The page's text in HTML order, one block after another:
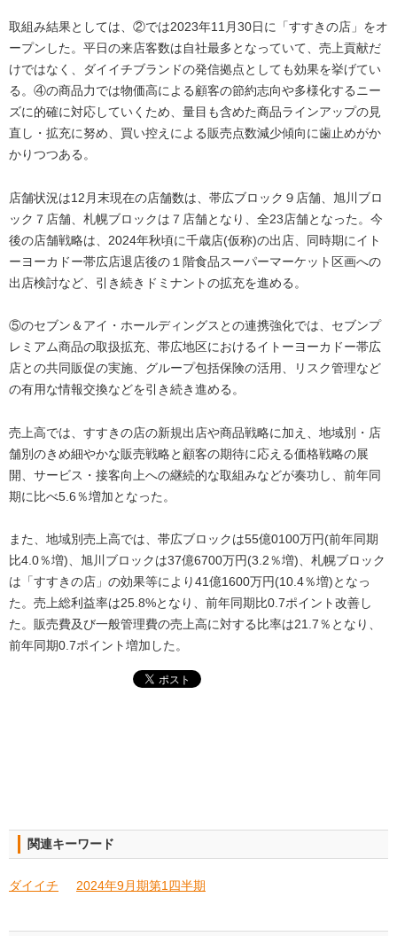
取組み結果としては、②では2023年11月30日に「すすきの店」をオ
ープンした。平日の来店客数は自社最多となっていて、売上貢献だ
けではなく、ダイイチブランドの発信拠点としても効果を挙げてい
る。④の商品力では物価高による顧客の節約志向や多様化するニー
ズに的確に対応していくため、量目も含めた商品ラインアップの見
直し・拡充に努め、買い控えによる販売点数減少傾向に歯止めがか
かりつつある。
店舗状況は12月末現在の店舗数は、帯広ブロック９店舗、旭川ブロ
ック７店舗、札幌ブロックは７店舗となり、全23店舗となった。今
後の店舗戦略は、2024年秋頃に千歳店(仮称)の出店、同時期にイト
ーヨーカドー帯広店退店後の１階食品スーパーマーケット区画への
出店検討など、引き続きドミナントの拡充を進める。
⑤のセブン＆アイ・ホールディングスとの連携強化では、セブンプ
レミアム商品の取扱拡充、帯広地区におけるイトーヨーカドー帯広
店との共同販促の実施、グループ包括保険の活用、リスク管理など
の有用な情報交換などを引き続き進める。
売上高では、すすきの店の新規出店や商品戦略に加え、地域別・店
舗別のきめ細やかな販売戦略と顧客の期待に応える価格戦略の展
開、サービス・接客向上への継続的な取組みなどが奏功し、前年同
期に比べ5.6％増加となった。
また、地域別売上高では、帯広ブロックは55億0100万円(前年同期
比4.0％増)、旭川ブロックは37億6700万円(3.2％増)、札幌ブロック
は「すすきの店」の効果等により41億1600万円(10.4％増)となっ
た。売上総利益率は25.8%となり、前年同期比0.7ポイント改善し
た。販売費及び一般管理費の売上高に対する比率は21.7％となり、
前年同期0.7ポイント増加した。
関連キーワード
ダイイチ 2024年9月期第1四半期